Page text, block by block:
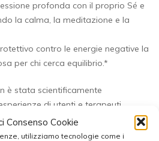
Consenso Cookie
utilizziamo tecnologie come i
profonda con il proprio Sé e
la calma, la meditazione e la
contro le energie negative la
per chi cerca equilibrio.*
è stata scientificamente
di utenti e terapeuti.
descritte non sono in alcun modo
o il trattamento da parte un